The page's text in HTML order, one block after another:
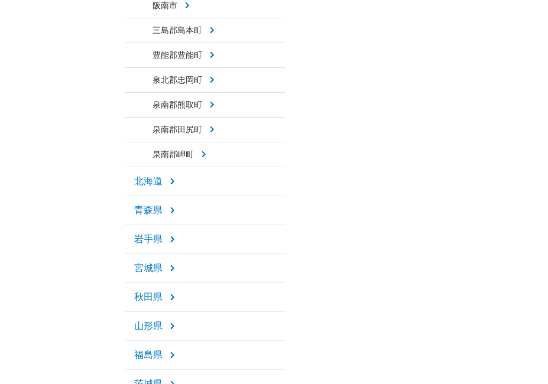
阪南市
三島郡島本町
豊能郡豊能町
泉北郡忠岡町
泉南郡熊取町
泉南郡田尻町
泉南郡岬町
北海道
青森県
岩手県
宮城県
秋田県
山形県
福島県